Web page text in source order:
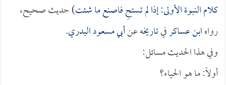
كلام النبوة الأولى: إذا لم تستحِ فاصنع ما شئت) حديث صحيح،
رواهابن عساكرفيتاريخهعنأبي مسعود البدري.
وفي هذا الحديث مسائل:
أولاً: ما هو الحياء؟